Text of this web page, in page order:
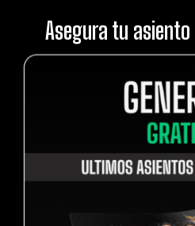
Asegura tu asiento